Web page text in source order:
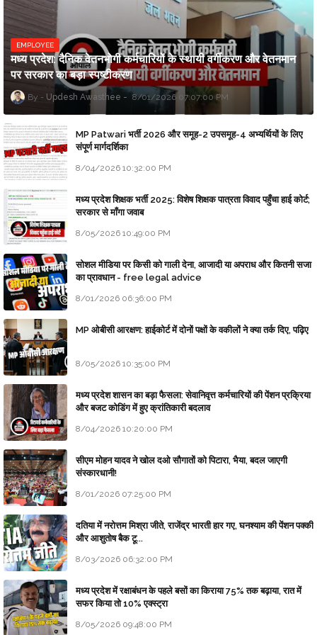
EMPLOYEE
मध्य प्रदेश: दैनिक वेतनभोगी कर्मचारियों के स्थायी वर्गीकरण और वेतनमान
पर सरकार का बड़ा स्पष्टीकरण
Updesh Awasthee 8/01/2026 07:07:00 PM
MP Patwari भर्ती 2026 और समूह-2 उपसमूह-4 अभ्यर्थियों के लिए
संपूर्ण मार्गदर्शिका
8/04/2026 10:32:00 PM
मध्य प्रदेश शिक्षक भर्ती 2025: विशेष शिक्षक पात्रता विवाद पहुँचा हाई कोर्ट;
सरकार से माँगा जवाब
8/05/2026 10:49:00 PM
सोशल मीडिया पर किसी को गाली देना, आजादी या अपराध और कितनी सजा
का प्रावधान - free legal advice
8/01/2026 06:36:00 PM
MP ओबीसी आरक्षण: हाईकोर्ट में दोनों पक्षों के वकीलों ने क्या तर्क दिए, पढ़िए
8/05/2026 10:35:00 PM
मध्य प्रदेश शासन का बड़ा फैसला: सेवानिवृत्त कर्मचारियों की पेंशन प्रक्रिया
और बजट कोडिंग में हुए क्रांतिकारी बदलाव
8/04/2026 10:20:00 PM
सीएम मोहन यादव ने खोल दओ सौगातों को पिटारा, भैया, बदल जाएगी
संस्कारधानी!
8/01/2026 07:25:00 PM
दतिया में नरोत्तम मिश्रा जीते, राजेंद्र भारती हार गए, घनश्याम की पेंशन पक्की
और आशुतोष बैक टू...
8/03/2026 06:32:00 PM
मध्य प्रदेश में रक्षाबंधन के पहले बसों का किराया 75% तक बढ़ाया, रात में
सफर किया तो 10% एक्स्ट्रा
8/05/2026 09:48:00 PM